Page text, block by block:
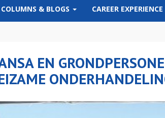
COLUMNS & BLOGS CAREER EXPERIENCE
EN